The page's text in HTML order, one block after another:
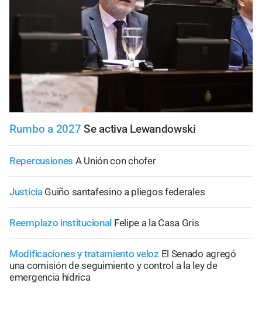
Rumbo a 2027 Se activa Lewandowski
Repercusiones A Unión con chofer
Justicia Guiño santafesino a pliegos federales
Reemplazo institucional Felipe a la Casa Gris
Modificaciones y tratamiento veloz El Senado agregó
una comisión de seguimiento y control a la ley de
emergencia hídrica